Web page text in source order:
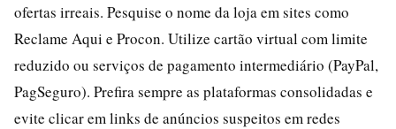
ofertas irreais. Pesquise o nome da loja em sites como
Reclame Aqui e Procon. Utilize cartão virtual com limite
reduzido ou serviços de pagamento intermediário (PayPal,
PagSeguro). Prefira sempre as plataformas consolidadas e
evite clicar em links de anúncios suspeitos em redes